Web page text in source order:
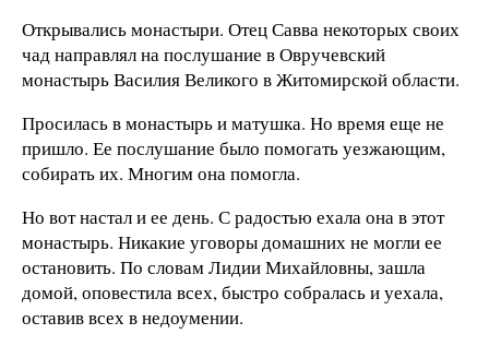
Открывались монастыри. Отец Савва некоторых своих
чад направлял на послушание в Овручевский
монастырь Василия Великого в Житомирской области.
Просилась в монастырь и матушка. Но время еще не
пришло. Ее послушание было помогать уезжающим,
собирать их. Многим она помогла.
Но вот настал и ее день. С радостью ехала она в этот
монастырь. Никакие уговоры домашних не могли ее
остановить. По словам Лидии Михайловны, зашла
домой, оповестила всех, быстро собралась и уехала,
оставив всех в недоумении.